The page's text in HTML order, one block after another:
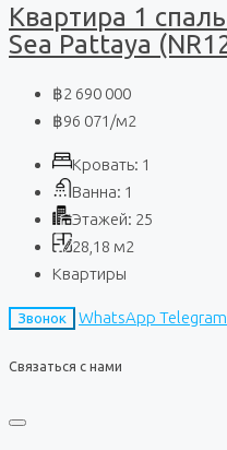
Квартира 1
Sea Pattaya
฿2 690 000
฿96 071 /м2
Кровать: 1
Ванна: 1
Этажей: 25
28,18 м2
Квартиры
Звонок WhatsApp Telegram
Связаться с нами